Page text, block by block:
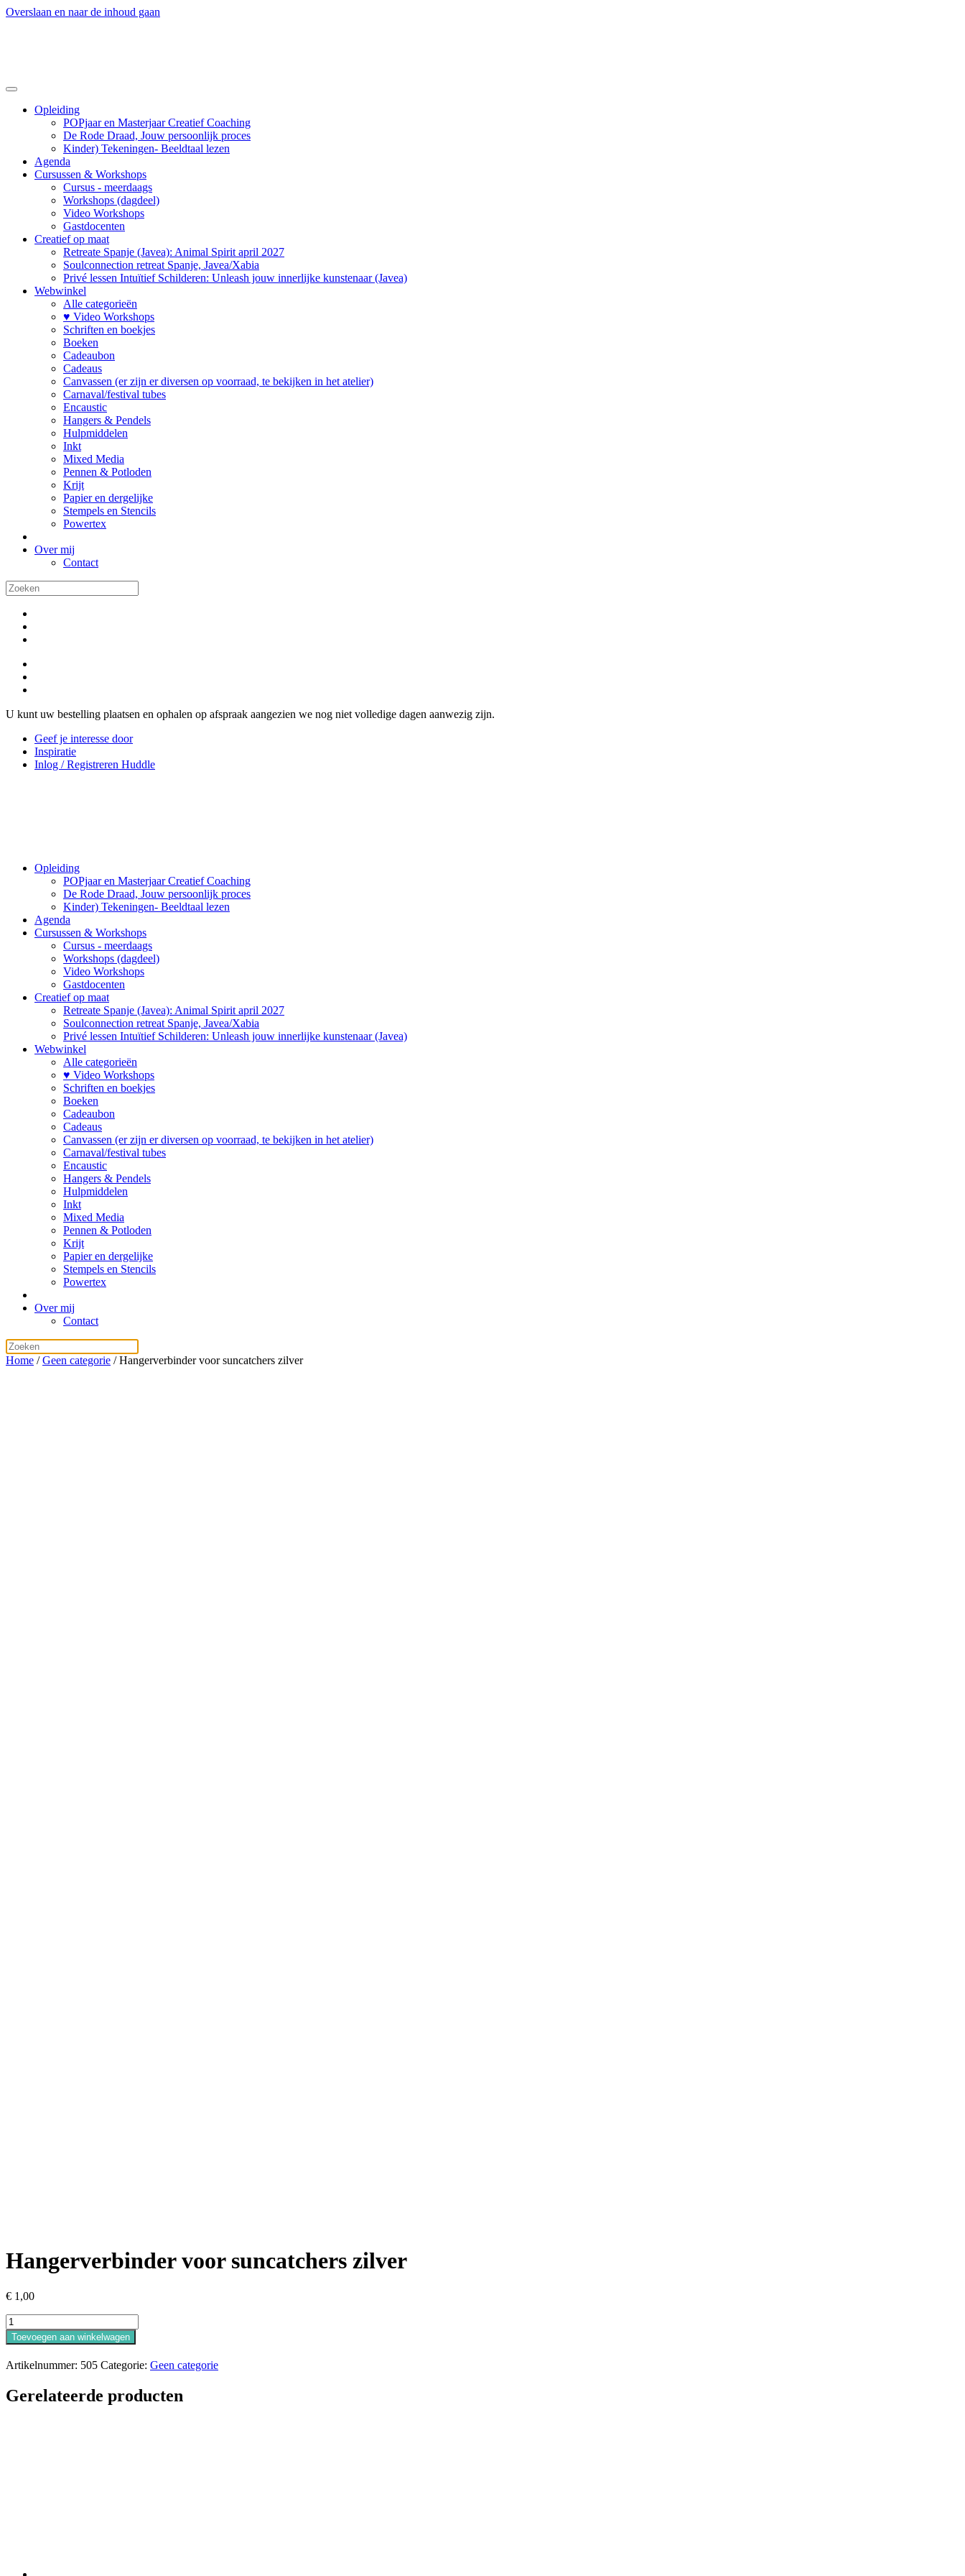
Overslaan en naar de inhoud gaan
Opleiding
POPjaar en Masterjaar Creatief Coaching
De Rode Draad, Jouw persoonlijk proces
Kinder) Tekeningen- Beeldtaal lezen
Agenda
Cursussen & Workshops
Cursus - meerdaags
Workshops (dagdeel)
Video Workshops
Gastdocenten
Creatief op maat
Retreate Spanje (Javea): Animal Spirit april 2027
Soulconnection retreat Spanje, Javea/Xabia
Privé lessen Intuïtief Schilderen: Unleash jouw innerlijke kunstenaar (Javea)
Webwinkel
Alle categorieën
♥ Video Workshops
Schriften en boekjes
Boeken
Cadeaubon
Cadeaus
Canvassen (er zijn er diversen op voorraad, te bekijken in het atelier)
Carnaval/festival tubes
Encaustic
Hangers & Pendels
Hulpmiddelen
Inkt
Mixed Media
Pennen & Potloden
Krijt
Papier en dergelijke
Stempels en Stencils
Powertex
Over mij
Contact
U kunt uw bestelling plaatsen en ophalen op afspraak aangezien we nog niet volledige dagen aanwezig zijn.
Geef je interesse door
Inspiratie
Inlog / Registreren Huddle
Opleiding
POPjaar en Masterjaar Creatief Coaching
De Rode Draad, Jouw persoonlijk proces
Kinder) Tekeningen- Beeldtaal lezen
Agenda
Cursussen & Workshops
Cursus - meerdaags
Workshops (dagdeel)
Video Workshops
Gastdocenten
Creatief op maat
Retreate Spanje (Javea): Animal Spirit april 2027
Soulconnection retreat Spanje, Javea/Xabia
Privé lessen Intuïtief Schilderen: Unleash jouw innerlijke kunstenaar (Javea)
Webwinkel
Alle categorieën
♥ Video Workshops
Schriften en boekjes
Boeken
Cadeaubon
Cadeaus
Canvassen (er zijn er diversen op voorraad, te bekijken in het atelier)
Carnaval/festival tubes
Encaustic
Hangers & Pendels
Hulpmiddelen
Inkt
Mixed Media
Pennen & Potloden
Krijt
Papier en dergelijke
Stempels en Stencils
Powertex
Over mij
Contact
Home /Geen categorie / Hangerverbinder voor suncatchers zilver
Hangerverbinder voor suncatchers zilver
€ 1,00
Hangerverbinder
voor
suncatchers
zilver
aantal
Toevoegen aan winkelwagen
Artikelnummer: 505 Categorie: Geen categorie
Gerelateerde producten